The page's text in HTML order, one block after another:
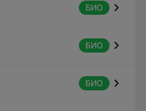
БИО
БИО
БИО